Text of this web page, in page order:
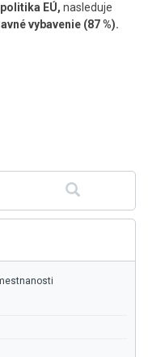
EÚ, nasleduje
vybavenie (87 %).
Hľadať